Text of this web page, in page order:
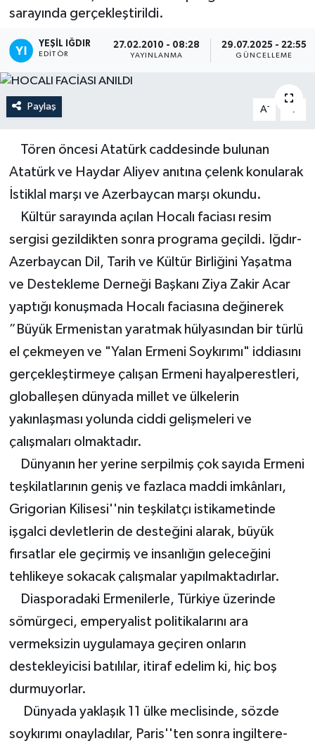
sarayında gerçekleştirildi.
YEŞIL IĞDIR
EDITÖR
27.02.2010 - 08:28
YAYINLANMA
29.07.2025 - 22:55
GÜNCELLEME
Paylaş A- A
Tören öncesi Atatürk caddesinde bulunan
Atatürk ve Haydar Aliyev anıtına çelenk konularak
İstiklal marşı ve Azerbaycan marşı okundu.
Kültür sarayında açılan Hocalı faciası resim
sergisi gezildikten sonra programa geçildi. Iğdır-
Azerbaycan Dil, Tarih ve Kültür Birliğini Yaşatma
ve Destekleme Derneği Başkanı Ziya Zakir Acar
yaptığı konuşmada Hocalı faciasına değinerek
”Büyük Ermenistan yaratmak hülyasından bir türlü
el çekmeyen ve "Yalan Ermeni Soykırımı" iddiasını
gerçekleştirmeye çalışan Ermeni hayalperestleri,
globalleşen dünyada millet ve ülkelerin
yakınlaşması yolunda ciddi gelişmeleri ve
çalışmaları olmaktadır.
Dünyanın her yerine serpilmiş çok sayıda Ermeni
teşkilatlarının geniş ve fazlaca maddi imkânları,
Grigorian Kilisesi''nin teşkilatçı istikametinde
işgalci devletlerin de desteğini alarak, büyük
fırsatlar ele geçirmiş ve insanlığın geleceğini
tehlikeye sokacak çalışmalar yapılmaktadırlar.
Diasporadaki Ermenilerle, Türkiye üzerinde
sömürgeci, emperyalist politikalarını ara
vermeksizin uygulamaya geçiren onların
destekleyicisi batılılar, itiraf edelim ki, hiç boş
durmuyorlar.
Dünyada yaklaşık 11 ülke meclisinde, sözde
soykırımı onayladılar, Paris''ten sonra ingiltere-